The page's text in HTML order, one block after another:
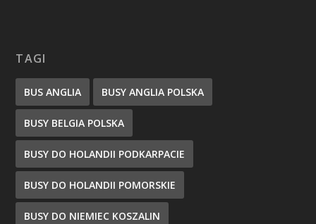
TAGI
BUS ANGLIA BUSY ANGLIA POLSKA
BUSY BELGIA POLSKA
BUSY DO HOLANDII PODKARPACIE
BUSY DO HOLANDII POMORSKIE
BUSY DO NIEMIEC KOSZALIN